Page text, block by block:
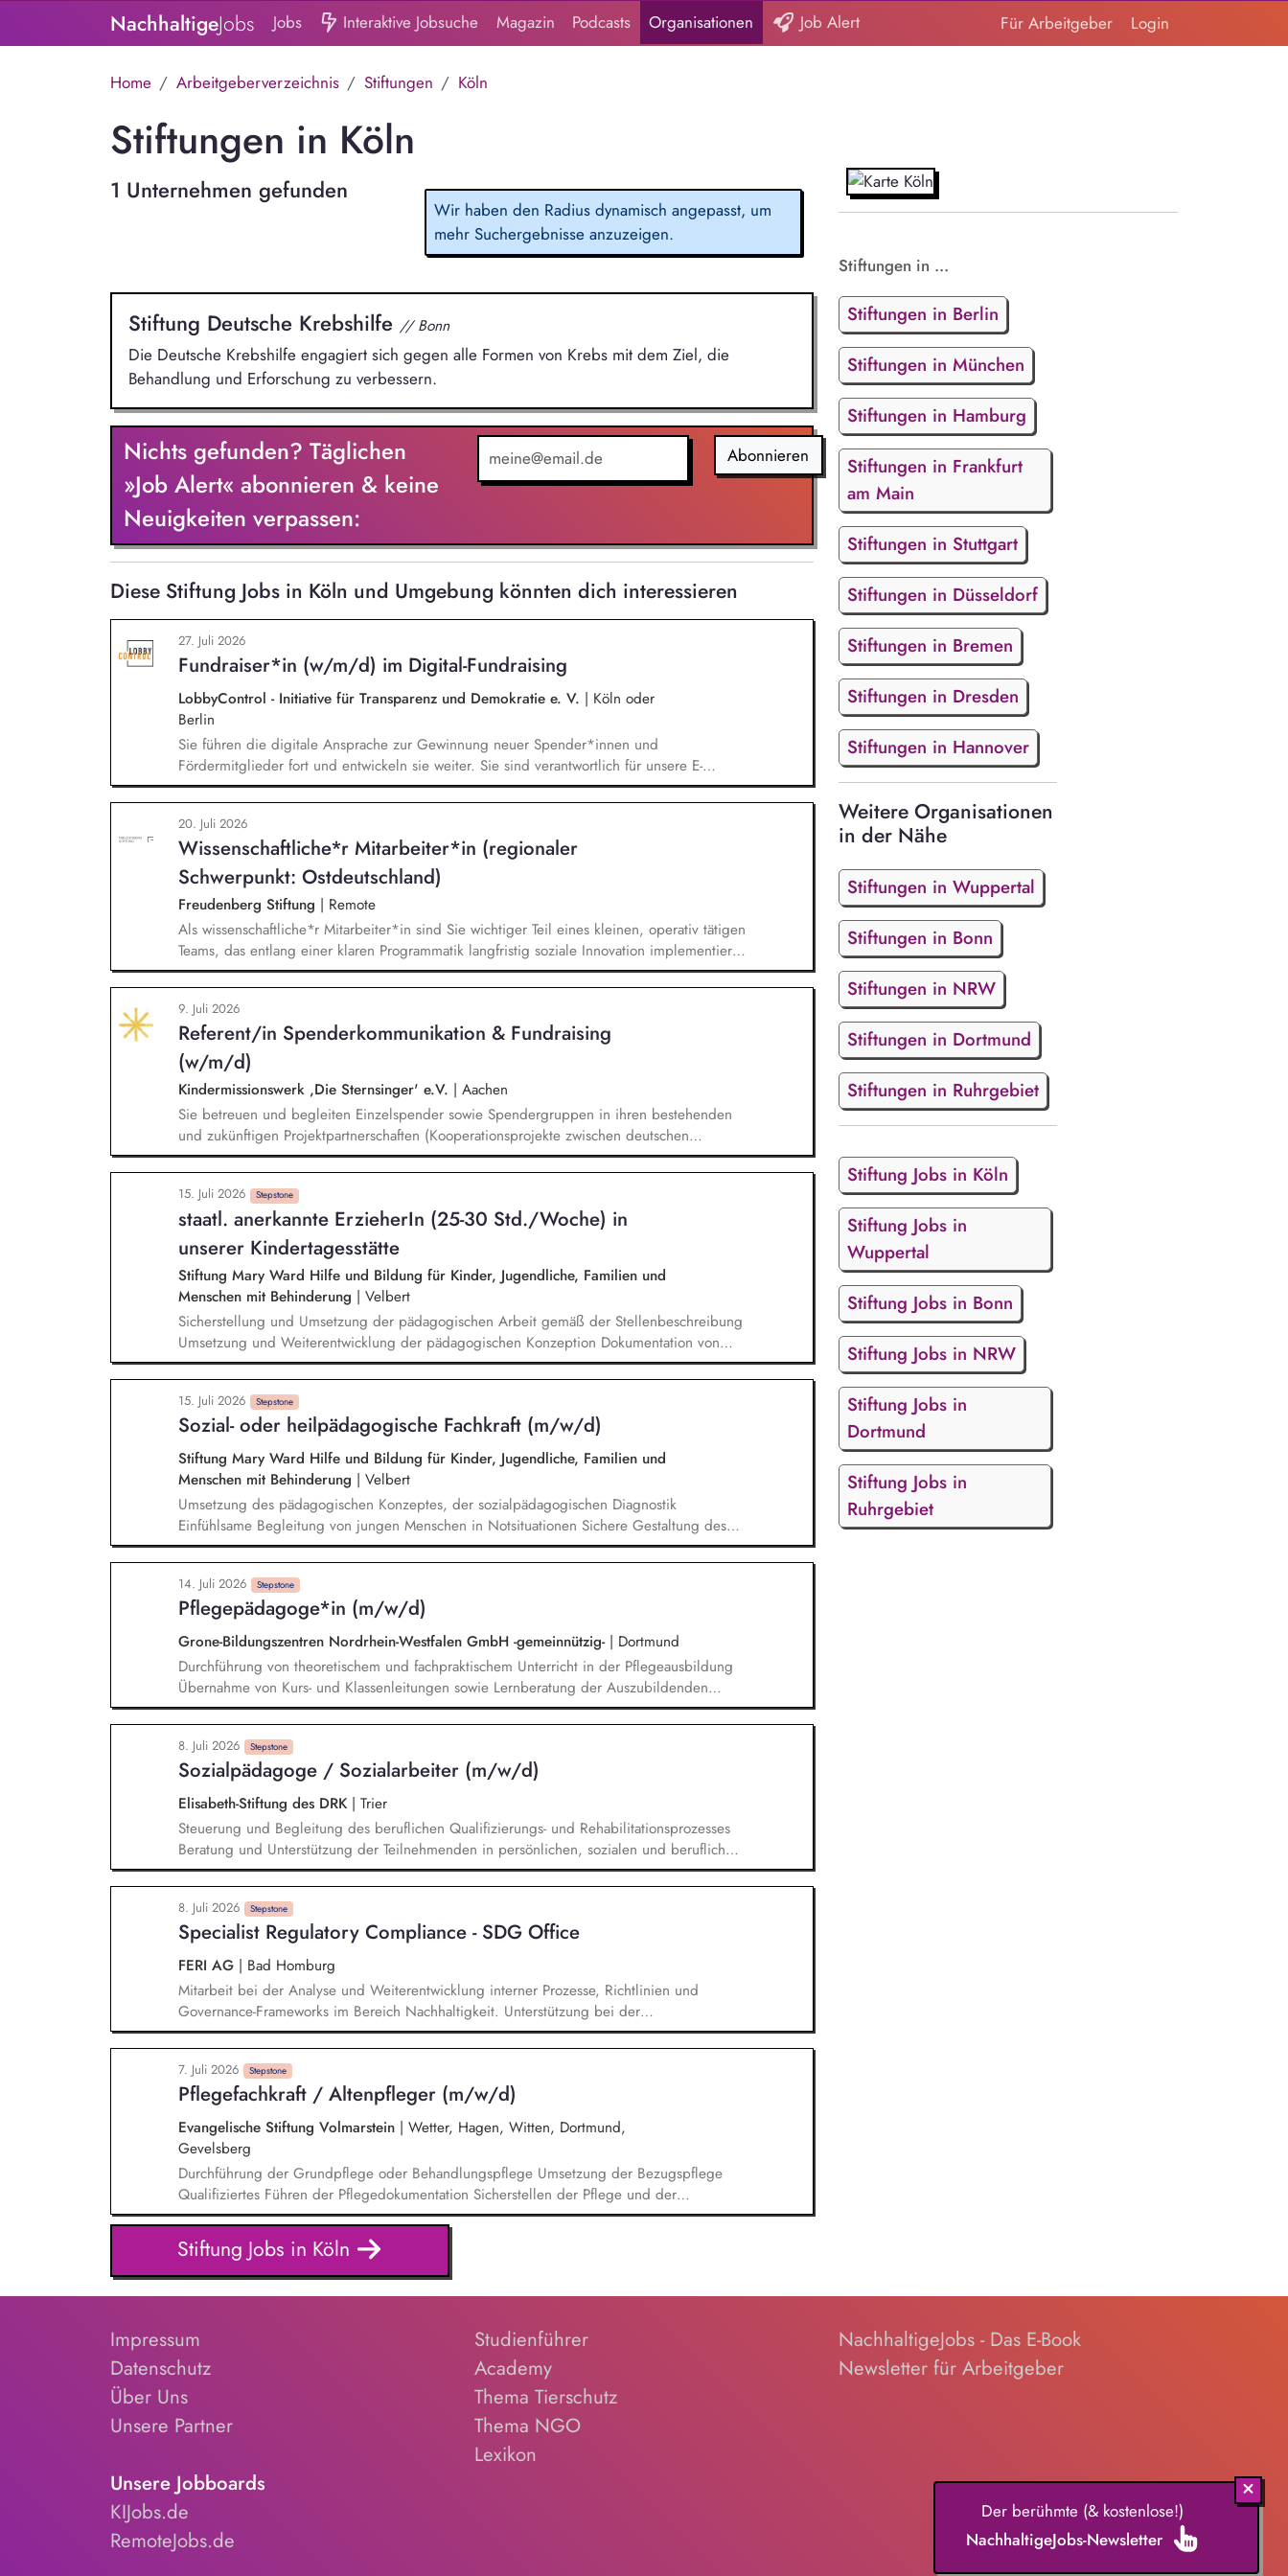
NachhaltigeJobs Jobs Interaktive Jobsuche Magazin Podcasts Organisationen Job Alert Für Arbeitgeber Login
Home Arbeitgeberverzeichnis Stiftungen Köln
Stiftungen in Köln
1 Unternehmen gefunden
Wir haben den Radius dynamisch angepasst, um
mehr Suchergebnisse anzuzeigen.
Stiftung Deutsche Krebshilfe // Bonn
Die Deutsche Krebshilfe engagiert sich gegen alle Formen von Krebs mit dem Ziel, die
Behandlung und Erforschung zu verbessern.
Nichts gefunden? Täglichen
»Job Alert« abonnieren & keine
Neuigkeiten verpassen:
Abonnieren
Diese Stiftung Jobs in Köln und Umgebung könnten dich interessieren
27. Juli 2026
Fundraiser*in (w/m/d) im Digital-Fundraising
LobbyControl - Initiative für Transparenz und Demokratie e. V. | Köln oder
Berlin
Sie führen die digitale Ansprache zur Gewinnung neuer Spender*innen und
Fördermitglieder fort und entwickeln sie weiter. Sie sind verantwortlich für unsere E-
Mailings und steuern diese ganzheitlich - angefangen bei der Planung,
Zielgruppensegmentierung und Themenauswahl übers Texten bis hin zur technischen
Abwicklung und deren kontinuierlichen Optimierung und Weiterentwicklung.
20. Juli 2026
Wissenschaftliche*r Mitarbeiter*in (regionaler
Schwerpunkt: Ostdeutschland)
Freudenberg Stiftung | Remote
Als wissenschaftliche*r Mitarbeiter*in sind Sie wichtiger Teil eines kleinen, operativ tätigen
Teams, das entlang einer klaren Programmatik langfristig soziale Innovation implementiert.
Sie unterstützen die Geschäftsführung bei der Umsetzung der Stiftungsprogrammatik und
entwickeln dabei die Internationalisierungsstrategie der Stiftung weiter. Sie übersetzen
wissenschaftliche Erkenntnisse in alltagsangebundene Handlungsansätze entlang unserer
Stiftungsprogrammatik.
9. Juli 2026
Referent/in Spenderkommunikation & Fundraising
(w/m/d)
Kindermissionswerk ,Die Sternsinger' e.V. | Aachen
Sie betreuen und begleiten Einzelspender sowie Spendergruppen in ihren bestehenden
und zukünftigen Projektpartnerschaften (Kooperationsprojekte zwischen deutschen
Spendergruppen und internationalen Entwicklungshilfeprojekten) und fördern den Aufbau
langfristiger, vertrauensvoller Beziehungen. Spenderbetreuung - Kommunikation und
Abstimmung zu Projekten, Budgets und Spendenaufkommen; Identifikation geeigneter
Projekte, deeskalierende Kommunikation bei Problemen mit Projekten in enger
Abstimmung mit dem Vorstand und beteiligten Kolleg/innen.
15. Juli 2026 Stepstone
staatl. anerkannte ErzieherIn (25-30 Std./Woche) in
unserer Kindertagesstätte
Stiftung Mary Ward Hilfe und Bildung für Kinder, Jugendliche, Familien und
Menschen mit Behinderung | Velbert
Sicherstellung und Umsetzung der pädagogischen Arbeit gemäß der Stellenbeschreibung
Umsetzung und Weiterentwicklung der pädagogischen Konzeption Dokumentation von
Entwicklungsprozessen und Erstellung von Entwicklungsberichten Vorbereitung,
Durchführung und Nachbereitung der abgestimmten pädagogischen Angebote
Beobachtung der Kinder hinsichtlich ihres Entwicklungsstandes, Stärken und
Entwicklungsaufgaben Vertrauensvolle Zusammenarbeit mit den Familien (inkl. Planung
und Durchführung von Elterngesprächen)
15. Juli 2026 Stepstone
Sozial- oder heilpädagogische Fachkraft (m/w/d)
Stiftung Mary Ward Hilfe und Bildung für Kinder, Jugendliche, Familien und
Menschen mit Behinderung | Velbert
Umsetzung des pädagogischen Konzeptes, der sozialpädagogischen Diagnostik
Einfühlsame Begleitung von jungen Menschen in Notsituationen Sichere Gestaltung des
pädagogischen Alltags, auch in unvorhersehbaren Situationen Dokumentation der
pädagogischen Arbeit und Erstellung von Diagnostikberichten
14. Juli 2026 Stepstone
Pflegepädagoge*in (m/w/d)
Grone-Bildungszentren Nordrhein-Westfalen GmbH -gemeinnützig- | Dortmund
Durchführung von theoretischem und fachpraktischem Unterricht in der Pflegeausbildung
Übernahme von Kurs- und Klassenleitungen sowie Lernberatung der Auszubildenden
Pädagogische Begleitung und Beratung von Bildungsteilnehmenden während der
Ausbildung Planung, Durchführung und Bewertung von Leistungsnachweisen und
Prüfungen in Theorie und Praxis Praxisbegleitung der Auszubildenden sowie enge
Zusammenarbeit mit den kooperierenden Praxiseinrichtungen
8. Juli 2026 Stepstone
Sozialpädagoge / Sozialarbeiter (m/w/d)
Elisabeth-Stiftung des DRK | Trier
Steuerung und Begleitung des beruflichen Qualifizierungs- und Rehabilitationsprozesses
Beratung und Unterstützung der Teilnehmenden in persönlichen, sozialen und beruflichen
Fragestellungen Unterstützung bei Krisen- und Belastungssituationen sowie Entwicklung
individueller Perspektiven Planung und Begleitung individueller Förder- und
Coachingprozesse Zusammenarbeit mit Kostenträgern/Reha-Trägern, Betrieben,
Beratungsstellen und weiteren Netzwerkpartnern
8. Juli 2026 Stepstone
Specialist Regulatory Compliance - SDG Office
FERI AG | Bad Homburg
Mitarbeit bei der Analyse und Weiterentwicklung interner Prozesse, Richtlinien und
Governance-Frameworks im Bereich Nachhaltigkeit. Unterstützung bei der
Nachhaltigkeitsberichterstattung auf Unternehmens- und Produktebene mit Schwerpunkt
auf der SFDR-Regulatorik. Beobachtung regulatorischer Entwicklungen und Markttrends im
Bereich Sustainable Finance sowie Ableitung und Koordination erforderlicher Maßnahmen.
Dokumentation von ESG-Prozessen sowie Begleitung interner und externer Prüfungen.
Mitarbeit bei der Entwicklung nachhaltiger Finanzprodukte (Markt- und
Wettbewerbsanalysen, Präsentationen, konzeptionelle Mitarbeit).
7. Juli 2026 Stepstone
Pflegefachkraft / Altenpfleger (m/w/d)
Evangelische Stiftung Volmarstein | Wetter, Hagen, Witten, Dortmund,
Gevelsberg
Durchführung der Grundpflege oder Behandlungspflege Umsetzung der Bezugspflege
Qualifiziertes Führen der Pflegedokumentation Sicherstellen der Pflege und der
Pflegequalität Entwicklung und Umsetzung der Pflegeprozessplanung
Stiftung Jobs in Köln
Stiftungen in ...
Stiftungen in Berlin
Stiftungen in München
Stiftungen in Hamburg
Stiftungen in Frankfurt
am Main
Stiftungen in Stuttgart
Stiftungen in Düsseldorf
Stiftungen in Bremen
Stiftungen in Dresden
Stiftungen in Hannover
Weitere Organisationen
in der Nähe
Stiftungen in Wuppertal
Stiftungen in Bonn
Stiftungen in NRW
Stiftungen in Dortmund
Stiftungen in Ruhrgebiet
Stiftung Jobs in Köln
Stiftung Jobs in
Wuppertal
Stiftung Jobs in Bonn
Stiftung Jobs in NRW
Stiftung Jobs in
Dortmund
Stiftung Jobs in
Ruhrgebiet
Impressum
Datenschutz
Über Uns
Unsere Partner
Studienführer
Academy
Thema Tierschutz
Thema NGO
Lexikon
NachhaltigeJobs - Das E-Book
Newsletter für Arbeitgeber
Unsere Jobboards
KIJobs.de
RemoteJobs.de
Der berühmte (& kostenlose!)
NachhaltigeJobs-Newsletter